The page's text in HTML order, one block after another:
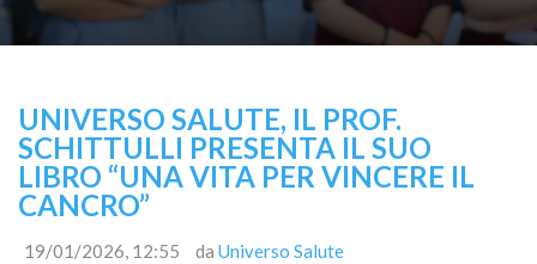
UNIVERSO SALUTE, IL PROF.
SCHITTULLI PRESENTA IL SUO
LIBRO “UNA VITA PER VINCERE IL
CANCRO”
19/01/2026, 12:55 da Universo Salute